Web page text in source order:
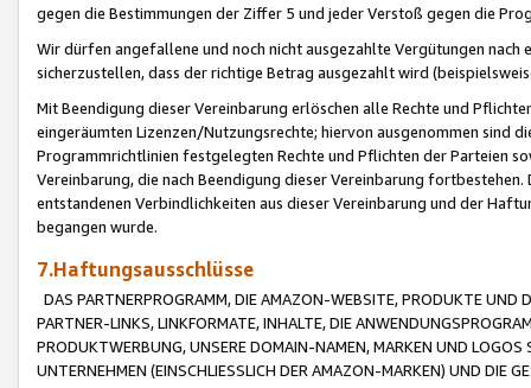
gegen die Bestimmungen der Ziffer 5 und jeder Verstoß gegen die
Wir dürfen angefallene und noch nicht ausgezahlte Vergütungen
sicherzustellen, dass der richtige Betrag ausgezahlt wird
Mit Beendigung dieser Vereinbarung erlöschen alle Rechte und
eingeräumten Lizenzen/Nutzungsrechte; hiervon ausgenommen sind
Programmrichtlinien festgelegten Rechte und Pflichten der Parteien
Vereinbarung, die nach Beendigung dieser Vereinbarung
entstandenen Verbindlichkeiten aus dieser Vereinbarung und der
begangen wurde.
7.Haftungsausschlüsse
DAS PARTNERPROGRAMM, DIE AMAZON-WEBSITE, PRODUKTE UND
PARTNER-LINKS, LINKFORMATE, INHALTE, DIE
PRODUKTWERBUNG, UNSERE DOMAIN-NAMEN, MARKEN UND
UNTERNEHMEN (EINSCHLIESSLICH DER AMAZON-MARKEN) UND DIE